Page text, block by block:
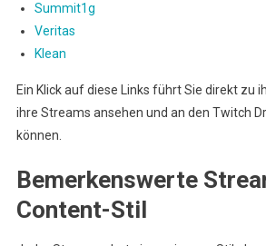
Summit1g
Veritas
Klean
Ein Klick auf diese Links führt Sie direkt zu
ihre Streams ansehen und an den Twitch
können.
Bemerkenswerte
Content-Stil